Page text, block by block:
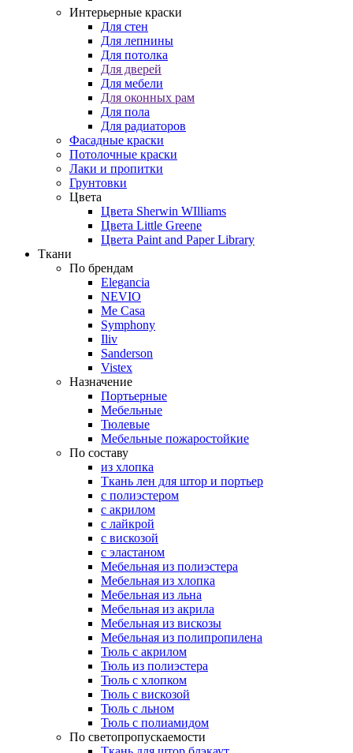
Интерьерные краски
Для стен
Для лепнины
Для потолка
Для дверей
Для мебели
Для оконных рам
Для пола
Для радиаторов
Фасадные краски
Потолочные краски
Лаки и пропитки
Грунтовки
Цвета
Цвета Sherwin WIlliams
Цвета Little Greene
Цвета Paint and Paper Library
Ткани
По брендам
Elegancia
NEVIO
Me Casa
Symphony
Iliv
Sanderson
Vistex
Назначение
Портьерные
Мебельные
Тюлевые
Мебельные пожаростойкие
По составу
из хлопка
Ткань лен для штор и портьер
с полиэстером
с акрилом
с лайкрой
с вискозой
с эластаном
Мебельная из полиэстера
Мебельная из хлопка
Мебельная из льна
Мебельная из акрила
Мебельная из вискозы
Мебельная из полипропилена
Тюль с акрилом
Тюль из полиэстера
Тюль с хлопком
Тюль с вискозой
Тюль с льном
Тюль с полиамидом
По светопропускаемости